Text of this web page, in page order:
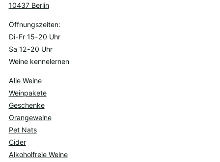
10437 Berlin
Öffnungszeiten:
Di-Fr 15-20 Uhr
Sa 12-20 Uhr
Weine kennelernen
Alle Weine
Weinpakete
Geschenke
Orangeweine
Pet Nats
Cider
Alkoholfreie Weine